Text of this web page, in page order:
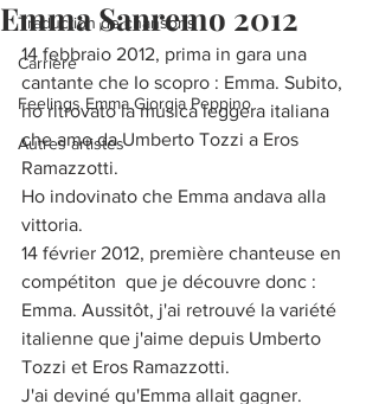
Traduction de chansons
Carrière
Feelings Emma Giorgia Peppino
Autres artistes
Emma Sanremo 2012
14 febbraio 2012, prima in gara una
cantante che Io scopro : Emma. Subito,
ho ritrovato la musica leggera italiana
che amo da Umberto Tozzi a Eros
Ramazzotti.
Ho indovinato che Emma andava alla
vittoria.
14 février 2012, première chanteuse en
compétiton  que je découvre donc :
Emma. Aussitôt, j'ai retrouvé la variété
italienne que j'aime depuis Umberto
Tozzi et Eros Ramazzotti.
J'ai deviné qu'Emma allait gagner.